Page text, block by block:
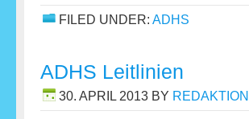
FILED UNDER: ADHS
ADHS Leitlinien
30. APRIL 2013 BY REDAKTION